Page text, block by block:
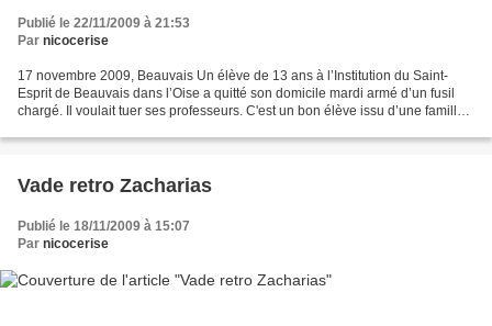
Publié le 22/11/2009 à 21:53
Par nicocerise
17 novembre 2009, Beauvais Un élève de 13 ans à l’Institution du Saint-
Esprit de Beauvais dans l’Oise a quitté son domicile mardi armé d’un fusil
chargé. Il voulait tuer ses professeurs. C'est un bon élève issu d’une famille
Vade retro Zacharias
Publié le 18/11/2009 à 15:07
Par nicocerise